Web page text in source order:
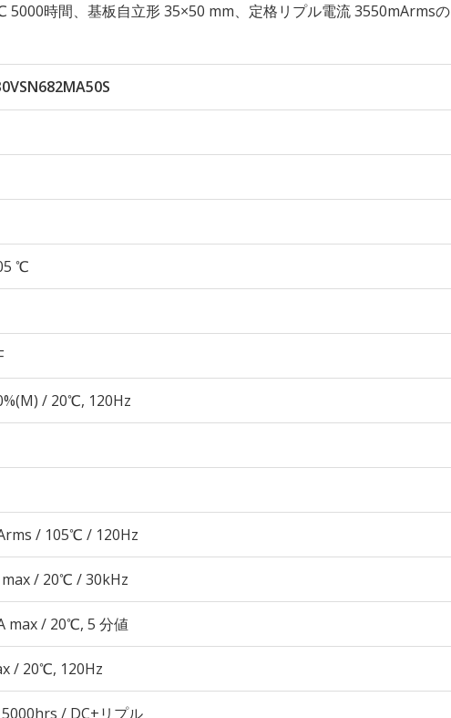
5000時間、基板自立形 35×50 mm、定格リプル電流 3550mArmsの
℃
/ 20℃, 120Hz
/ 105℃ / 120Hz
/ 20℃ / 30kHz
max / 20℃, 5 分値
/ 20℃, 120Hz
/ DC+リプル